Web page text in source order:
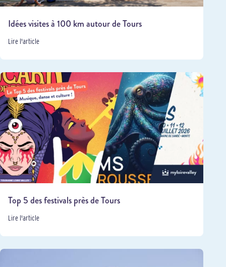
Idées visites à 100 km autour de Tours
Lire l'article
Top 5 des festivals près de Tours
Lire l'article